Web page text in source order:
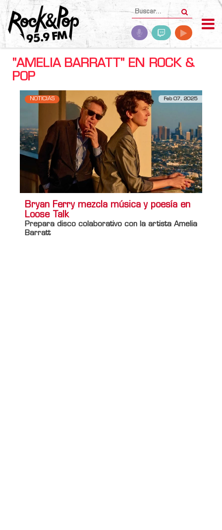
"AMELIA BARRATT" EN ROCK &
POP
NOTICIAS Feb 07, 2025
Bryan Ferry mezcla música y poesía en
Loose Talk
Prepara disco colaborativo con la artista Amelia
Barratt